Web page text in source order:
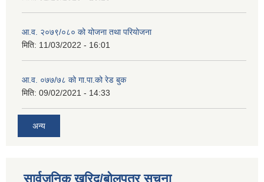
आ.व. २०७९/०८० को योजना तथा परियोजना
मिति: 11/03/2022 - 16:01
आ.व. ०७७/७८ को गा.पा.को रेड बुक
मिति: 09/02/2021 - 14:33
अन्य
सार्वजनिक खरिद/बोलपत्र सूचना